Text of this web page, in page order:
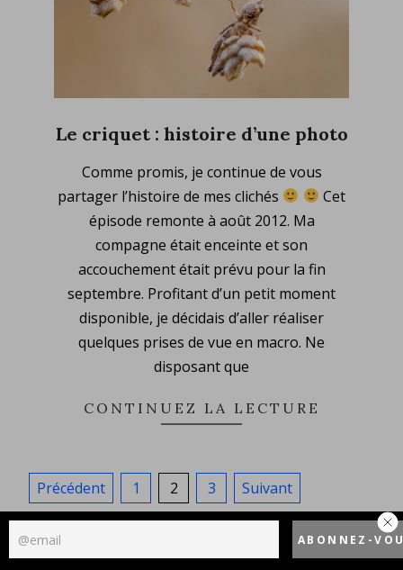
Le criquet : histoire d’une photo
04
Comme promis, je continue de vous
partager l’histoire de mes clichés
Cet
épisode remonte à août 2012. Ma
compagne était enceinte et son
accouchement était prévu pour la fin
septembre. Profitant d’un petit moment
disponible, je décidais d’aller réaliser
quelques prises de vue en macro. Ne
disposant que
CONTINUEZ LA LECTURE
Pagination
des
publications
Précédent 1 2 3 Suivant